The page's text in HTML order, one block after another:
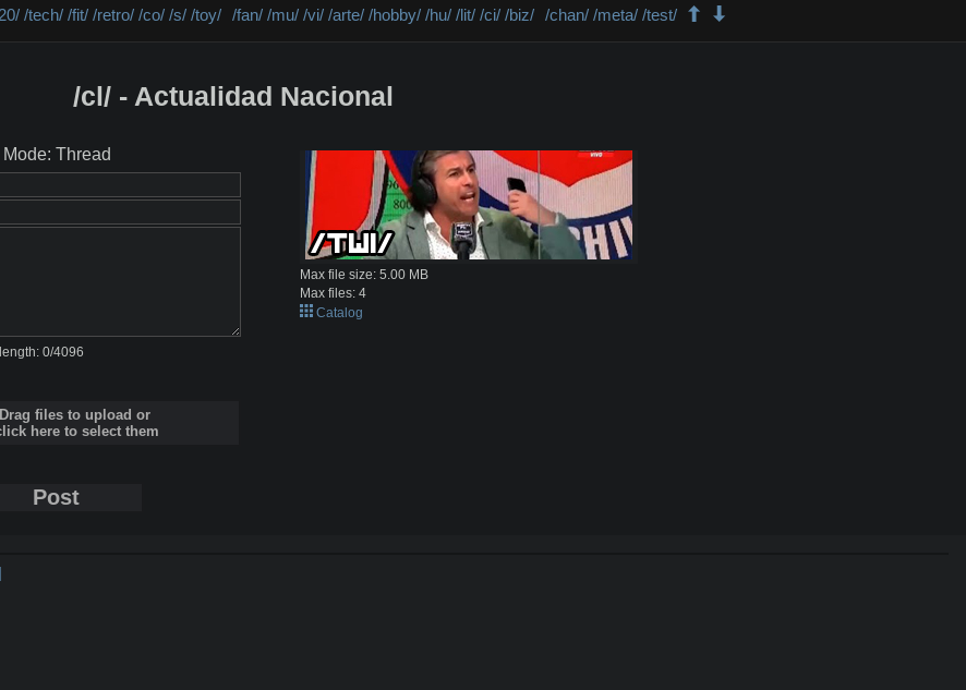
/tech/ /fit/ /retro/ /co/ /s/ /toy/ /fan/ /mu/ /vi/ /arte/ /hobby/ /hu/ /lit/ /ci/ /biz/ /chan/ /meta/ /test/
/cl/ - Actualidad Nacional
Mode: Thread
0/4096
Drag files to upload or
here to select them
Post
Max file size: 5.00 MB
Max files: 4
Catalog